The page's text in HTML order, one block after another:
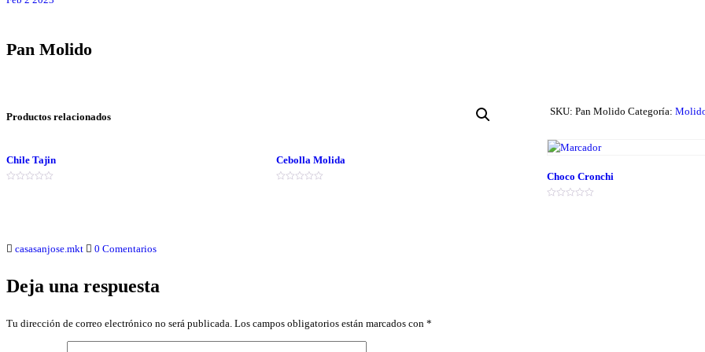
Pan Molido
SKU: Pan Molido Categoría:
Productos relacionados
Chile Tajin Cebolla Molida
Choco Cronchi
casasanjose.mkt 0 Comentarios
Deja una respuesta
Tu dirección de correo electrónico no será publicada. Los campos obligatorios están marcados con *